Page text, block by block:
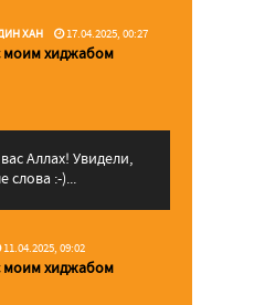
ХАН 17.04.2025, 00:27
моим хиджабом
Аллаx! Увидели,
слова :-)...
11.04.2025, 09:02
моим хиджабом